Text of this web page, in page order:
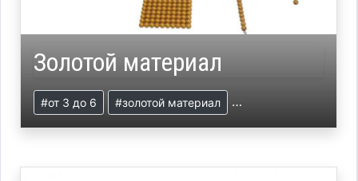
Золотой материал
#от 3 до 6 #золотой материал #презентация